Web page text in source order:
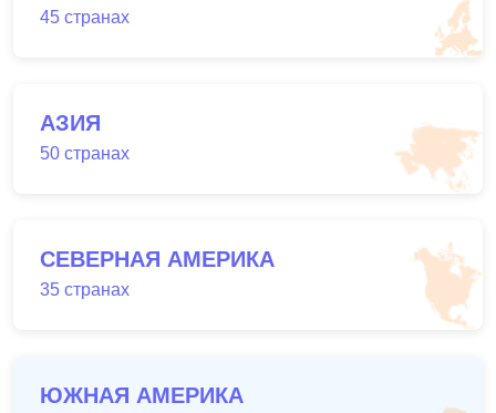
45 странах
АЗИЯ
50 странах
СЕВЕРНАЯ АМЕРИКА
35 странах
ЮЖНАЯ АМЕРИКА